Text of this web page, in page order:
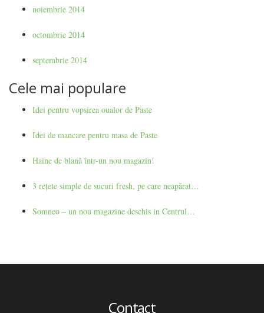
noiembrie 2014
octombrie 2014
septembrie 2014
Cele mai populare
Idei pentru vopsirea oualor de Paste
Idei de mancare pentru masa de Paste
Haine de blană într-un nou magazin!
3 rețete simple de sucuri fresh, pe care neapărat…
Somneo – un nou magazine deschis in Centrul…
Contact